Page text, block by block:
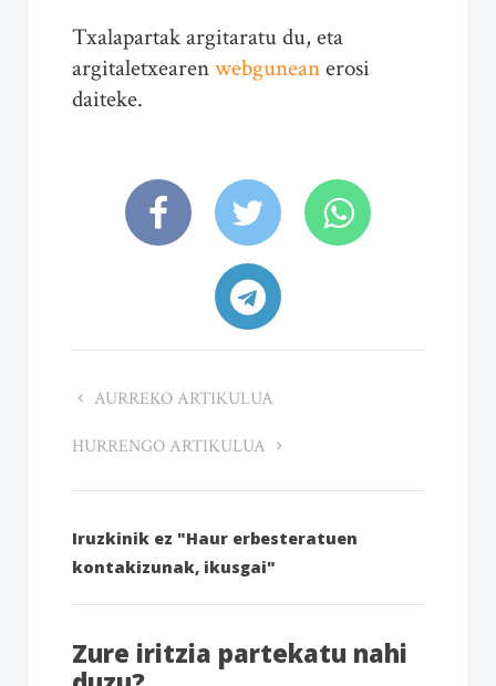
Txalapartak argitaratu du, eta
argitaletxearenwebguneanerosi
daiteke.
AURREKO ARTIKULUA
HURRENGO ARTIKULUA
Iruzkinik ez "Haur erbesteratuen
kontakizunak, ikusgai"
Zure iritzia partekatu nahi